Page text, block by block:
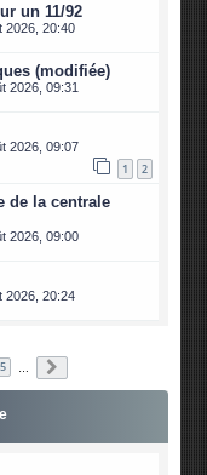
un 11/92
2026, 20:40
(modifiée)
2026, 09:31
2026, 09:07
1 2
de la centrale
2026, 09:00
2026, 20:24
5 …